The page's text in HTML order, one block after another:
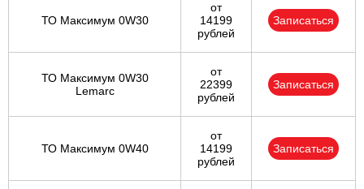
ТО Максимум 0W30
от
14199
рублей
Записаться
ТО Максимум 0W30
Lemarc
от
22399
рублей
Записаться
ТО Максимум 0W40
от
14199
рублей
Записаться